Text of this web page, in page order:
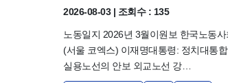
2026-08-03 | 조회수 : 135
노동일지 2026년 3월이원보 한국노동
(서울 코엑스) 이재명대통령: 정치대통
실용노선의 안보 외교노선 강…